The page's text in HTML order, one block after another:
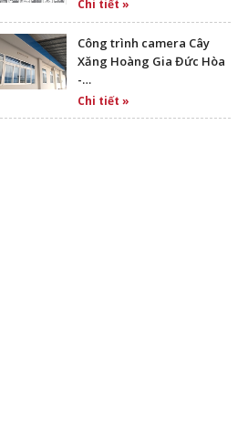
Chi tiết »
Công trình camera Cây
Xăng Hoàng Gia Đức Hòa
-…
Chi tiết »